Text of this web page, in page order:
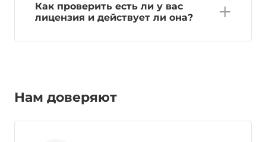
Как проверить есть ли у вас
лицензия и действует ли она?
Нам доверяют